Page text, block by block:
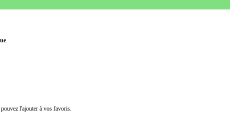
.
l'ajouter à vos favoris.